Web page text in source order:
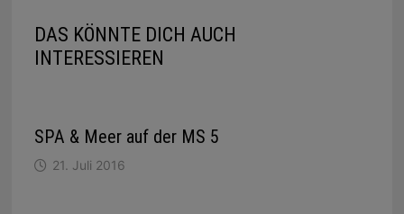
DAS KÖNNTE DICH AUCH
INTERESSIEREN
SPA & Meer auf der MS 5
21. Juli 2016